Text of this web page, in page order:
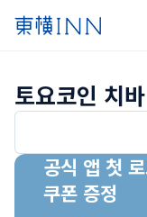
토요코인 치
공식 앱 첫
쿠폰 증정